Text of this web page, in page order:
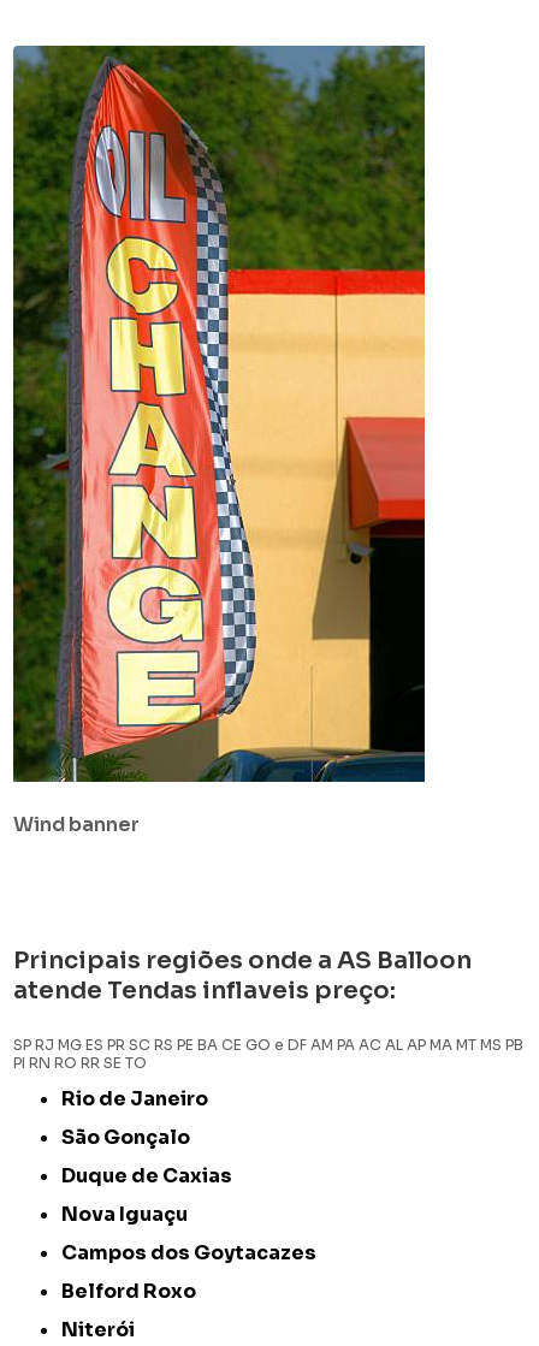
Wind banner
Principais regiões onde a AS Balloon
atende Tendas inflaveis preço:
SP RJ MG ES PR SC RS PE BA CE GO e DF AM PA AC AL AP MA MT MS PB
PI RN RO RR SE TO
Rio de Janeiro
São Gonçalo
Duque de Caxias
Nova Iguaçu
Campos dos Goytacazes
Belford Roxo
Niterói